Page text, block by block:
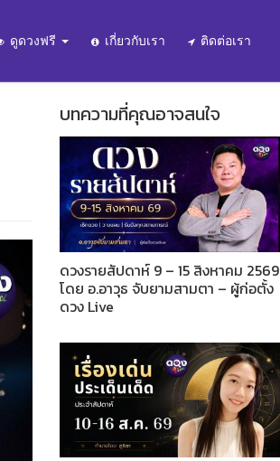
ดูดวงฟรี เกี่ยวกับเรา ติดต่อเรา
บทความที่คุณอาจสนใจ
ดวงรายสัปดาห์ 9 – 15 สิงหาคม 2569
โดย อ.อาวุธ จับยามสามตา – ผู้ก่อตั้ง
ดวง Live